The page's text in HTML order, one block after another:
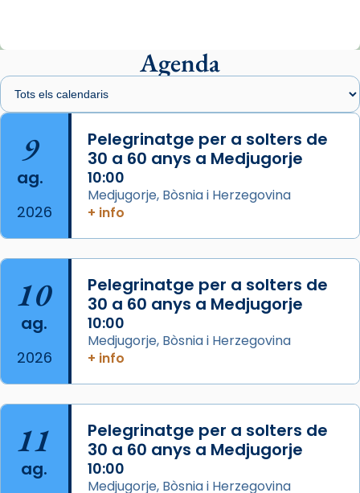
presidit aquest 27 de juliol la missa de Les
Santes de Mataró.
🔗
📸 J. Merino
Photo
View on Facebook ·
de Barcelona.
Aquest dilluns, 27 de juliol, ha tingut lloc la
missa d’acció de gràcies en agraïment al
comitè organitzador de la visita apostòlica
del Sant Pare Lleó XIV a Barcelona, i als
col·laboradors, a la Catedral de Barcelona.
L’arquebisbe de Barcelona, el cardenal Joan
Josep Omella, ha presidit la missa i l’ha
concelebrat el bisbe auxiliar de Barcelona,
Mons. David Abadías.
📸 Dr. G. Simón
Agenda
9
ag.
2026
Pelegrinatge per a solters de
30 a 60 anys a Medjugorje
10:00
Medjugorje, Bòsnia i Herzegovina
+ info
10
ag.
2026
Pelegrinatge per a solters de
30 a 60 anys a Medjugorje
10:00
Medjugorje, Bòsnia i Herzegovina
+ info
11
ag.
Pelegrinatge per a solters de
30 a 60 anys a Medjugorje
10:00
Medjugorje, Bòsnia i Herzegovina